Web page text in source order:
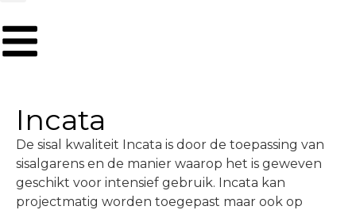
Incata
De sisal kwaliteit Incata is door de toepassing van
sisalgarens en de manier waarop het is geweven
geschikt voor intensief gebruik. Incata kan
projectmatig worden toegepast maar ook op